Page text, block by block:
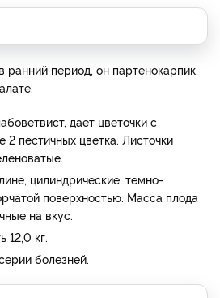
ранний период, он партенокарпик,
дает цветочки с
2 пестичных цветка. Листочки
цилиндрические, темно-
поверхностью. Масса плода
на вкус.
12,0 кг.
болезней.